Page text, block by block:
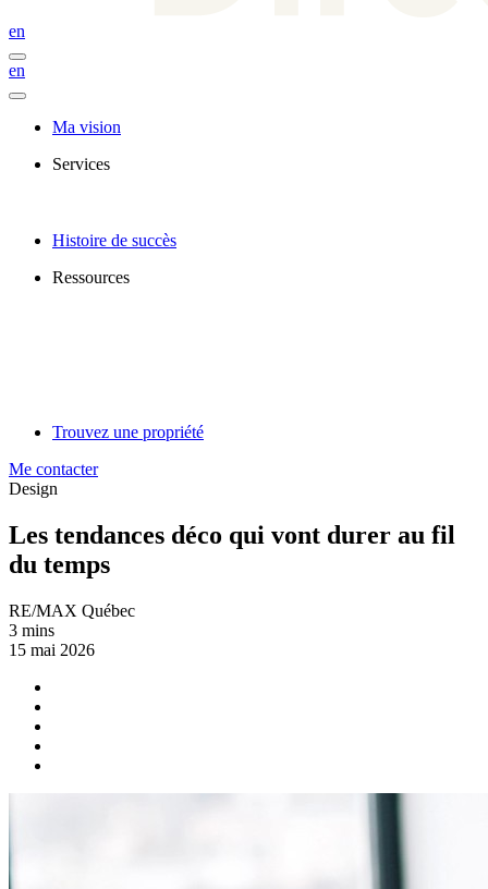
en
en
Ma vision
Services
Histoire de succès
Ressources
Trouvez une propriété
Me contacter
Design
Les tendances déco qui vont durer au fil
du temps
RE/MAX Québec
3 mins
15 mai 2026